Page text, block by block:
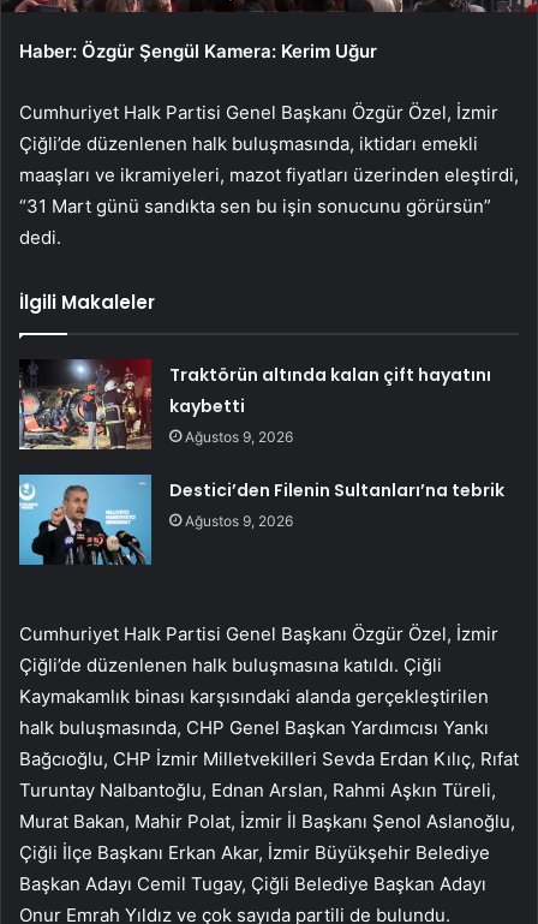
Haber: Özgür Şengül Kamera: Kerim Uğur
Cumhuriyet Halk Partisi Genel Başkanı Özgür Özel, İzmir
Çiğli’de düzenlenen halk buluşmasında, iktidarı emekli
maaşları ve ikramiyeleri, mazot fiyatları üzerinden eleştirdi,
“31 Mart günü sandıkta sen bu işin sonucunu görürsün”
dedi.
İlgili Makaleler
Traktörün altında kalan çift hayatını
kaybetti
Ağustos 9, 2026
Destici’den Filenin Sultanları’na tebrik
Ağustos 9, 2026
Cumhuriyet Halk Partisi Genel Başkanı Özgür Özel, İzmir
Çiğli’de düzenlenen halk buluşmasına katıldı. Çiğli
Kaymakamlık binası karşısındaki alanda gerçekleştirilen
halk buluşmasında, CHP Genel Başkan Yardımcısı Yankı
Bağcıoğlu, CHP İzmir Milletvekilleri Sevda Erdan Kılıç, Rıfat
Turuntay Nalbantoğlu, Ednan Arslan, Rahmi Aşkın Türeli,
Murat Bakan, Mahir Polat, İzmir İl Başkanı Şenol Aslanoğlu,
Çiğli İlçe Başkanı Erkan Akar, İzmir Büyükşehir Belediye
Başkan Adayı Cemil Tugay, Çiğli Belediye Başkan Adayı
Onur Emrah Yıldız ve çok sayıda partili de bulundu.